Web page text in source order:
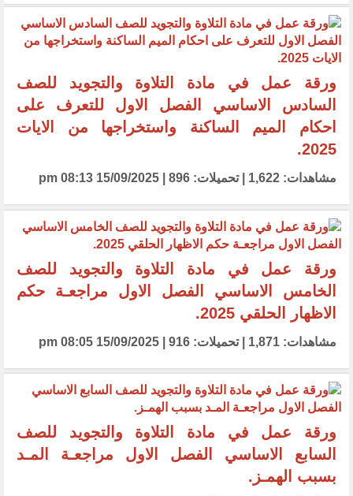
ورقة عمل في مادة التلاوة والتجويد للصف
السادس الاساسي الفصل الاول للتعرف على
احكام الميم الساكنة واستخراجها من الايات
2025.
مشاهدات: 1,622 | تحميلات: 896 | 15/09/2025 08:13 pm
ورقة عمل في مادة التلاوة والتجويد للصف
الخامس الاساسي الفصل الاول مراجعـة حكم
الاظهار الحلقي 2025.
مشاهدات: 1,871 | تحميلات: 916 | 15/09/2025 08:05 pm
ورقة عمل في مادة التلاوة والتجويد للصف
السابع الاساسي الفصل الاول مراجعـة المـد
بسبب الهمـز.